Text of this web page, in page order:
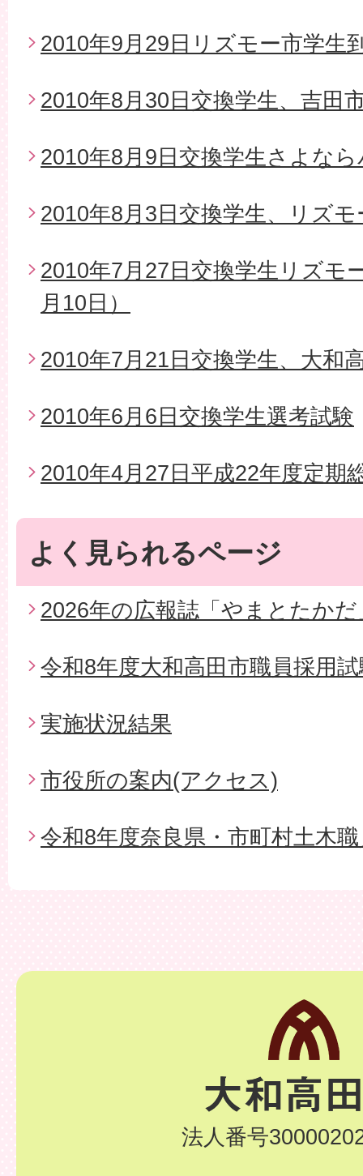
2010年9月29日リズモー市学生
2010年8月30日交換学生、吉田
2010年8月9日交換学生さよな
2010年8月3日交換学生、リズ
2010年7月27日交換学生リズモ
月10日）
2010年7月21日交換学生、大和
2010年6月6日交換学生選考試験
2010年4月27日平成22年度定期
よく見られるページ
2026年の広報誌「やまとたかだ
令和8年度大和高田市職員採用
実施状況結果
市役所の案内(アクセス)
令和8年度奈良県・市町村土木
法人番号